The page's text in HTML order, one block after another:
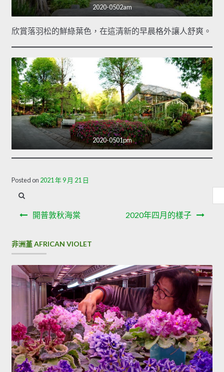
2020-0502am
欣賞落羽松的鮮綠葉色，在這清新的早晨格外讓人舒爽。
2020-0501pm
Posted on 2021 年 9 月 21 日
文
導
覽
開普敦秋海棠 2020年四月的樣子
容
非洲堇 AFRICAN VIOLET